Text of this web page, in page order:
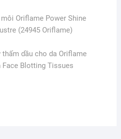
Oriflame Power Shine
(24945 Oriflame)
thấm dầu cho da Oriflame
Blotting Tissues